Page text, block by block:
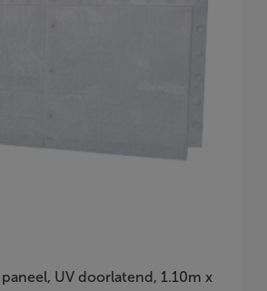
UV doorlatend, 1.10m x